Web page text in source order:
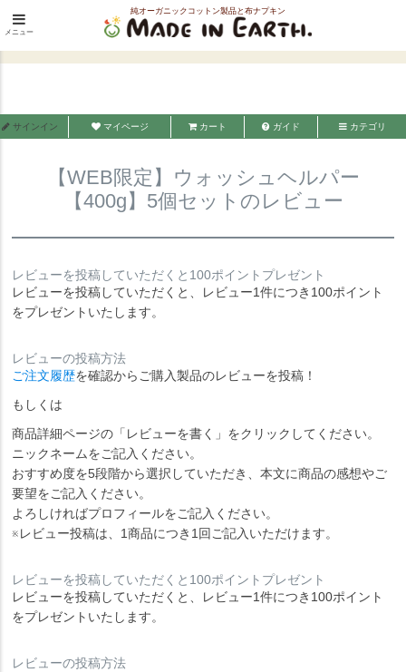
純オーガニックコットン製品と布ナプキン
メイド・イン・アース
メニュー
HOME
せっけん・洗剤
【WEB限定】ウォッシュヘルパー【400g】5個セットのレビュー
サインイン マイページ カート ガイド カテゴリ
【WEB限定】ウォッシュヘルパー
【400g】5個セットのレビュー
レビューを投稿していただくと100ポイントプレゼント
レビューを投稿していただくと、レビュー1件につき100ポイント
をプレゼントいたします。
レビューの投稿方法
ご注文履歴を確認からご購入製品のレビューを投稿！
もしくは
商品詳細ページの「レビューを書く」をクリックしてください。
ニックネームをご記入ください。
おすすめ度を5段階から選択していただき、本文に商品の感想やご
要望をご記入ください。
よろしければプロフィールをご記入ください。
※レビュー投稿は、1商品につき1回ご記入いただけます。
レビューを投稿していただくと100ポイントプレゼント
レビューを投稿していただくと、レビュー1件につき100ポイント
をプレゼントいたします。
レビューの投稿方法